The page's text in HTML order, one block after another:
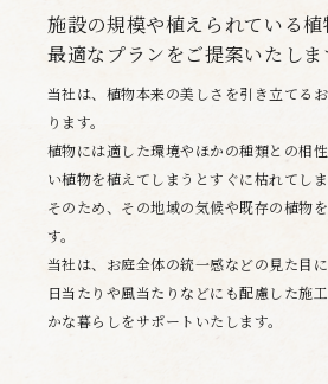
施設の規模や植えられている
最適なプランをご提案いたしま
当社は、植物本来の美しさを引き立てる
ります。
植物には適した環境やほかの種類との相
い植物を植えてしまうとすぐに枯れてしま
そのため、その地域の気候や既存の植物
す。
当社は、お庭全体の統一感などの見た目に
日当たりや風当たりなどにも配慮した施
かな暮らしをサポートいたします。